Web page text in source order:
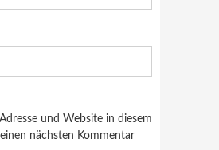
und Website in diesem
nächsten Kommentar